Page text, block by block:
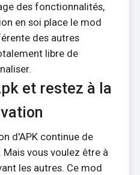
des fonctionnalités,
en soi place le mod
des autres
libre de
et restez à la
d'APK continue de
vous voulez être à
les autres. Ce mod